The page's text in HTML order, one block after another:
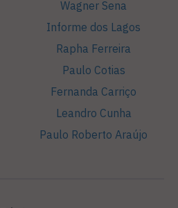
Wagner Sena
Informe dos Lagos
Rapha Ferreira
Paulo Cotias
Fernanda Carriço
Leandro Cunha
Paulo Roberto Araújo